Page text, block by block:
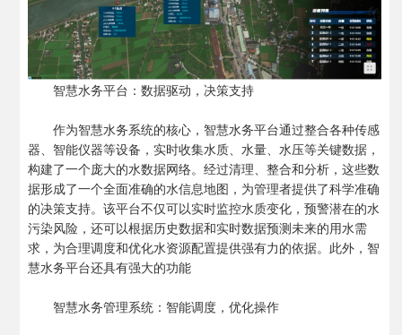
智慧水务平台：数据驱动，决策支持
作为智慧水务系统的核心，智慧水务平台通过整合各种传感
器、智能仪器等设备，实时收集水质、水量、水压等关键数据，
构建了一个庞大的水数据网络。经过清理、整合和分析，这些数
据形成了一个全面准确的水信息地图，为管理者提供了科学准确
的决策支持。该平台不仅可以实时监控水质变化，预警潜在的水
污染风险，还可以根据历史数据和实时数据预测未来的用水需
求，为合理调度和优化水资源配置提供强有力的依据。此外，智
慧水务平台还具有强大的功能
智慧水务管理系统：智能调度，优化操作